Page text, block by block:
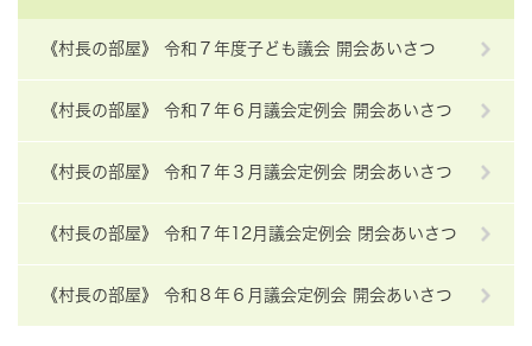
《村長の部屋》 令和７年度子ども議会 開会あいさつ
《村長の部屋》 令和７年６月議会定例会 開会あいさつ
《村長の部屋》 令和７年３月議会定例会 閉会あいさつ
《村長の部屋》 令和７年12月議会定例会 閉会あいさつ
《村長の部屋》 令和８年６月議会定例会 開会あいさつ